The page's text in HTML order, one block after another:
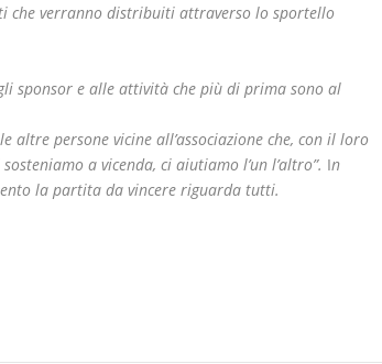
persone vicine all’associazione che, con il loro
a vicenda, ci aiutiamo l’un l’altro”.In
la partita da vincere riguarda tutti.